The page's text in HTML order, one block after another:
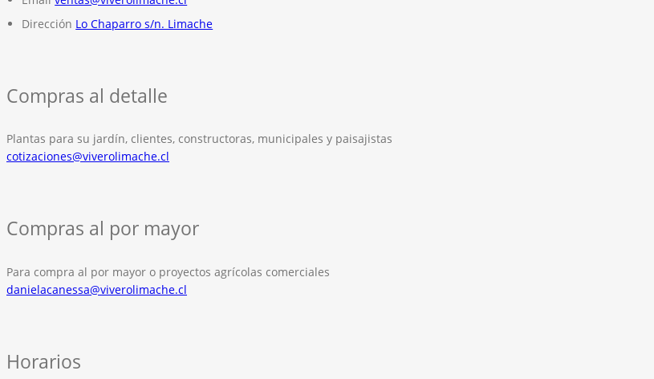
Dirección Lo Chaparro s/n. Limache
Compras al detalle
Plantas para su jardín, clientes, constructoras, municipales y paisajistas
cotizaciones@viverolimache.cl
Compras al por mayor
Para compra al por mayor o proyectos agrícolas comerciales
danielacanessa@viverolimache.cl
Horarios